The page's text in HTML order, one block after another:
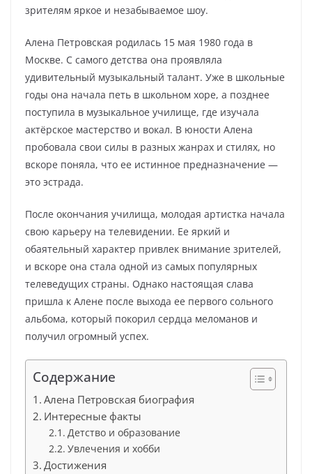
зрителям яркое и незабываемое шоу.
Алена Петровская родилась 15 мая 1980 года в
Москве. С самого детства она проявляла
удивительный музыкальный талант. Уже в школьные
годы она начала петь в школьном хоре, а позднее
поступила в музыкальное училище, где изучала
актёрское мастерство и вокал. В юности Алена
пробовала свои силы в разных жанрах и стилях, но
вскоре поняла, что ее истинное предназначение —
это эстрада.
После окончания училища, молодая артистка начала
свою карьеру на телевидении. Ее яркий и
обаятельный характер привлек внимание зрителей,
и вскоре она стала одной из самых популярных
телеведущих страны. Однако настоящая слава
пришла к Алене после выхода ее первого сольного
альбома, который покорил сердца меломанов и
получил огромный успех.
Содержание
Алена Петровская биография
Интересные факты
Детство и образование
Увлечения и хобби
Достижения